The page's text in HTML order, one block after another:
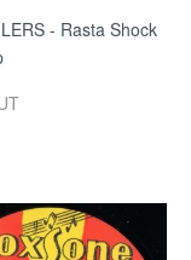
- Rasta Shock